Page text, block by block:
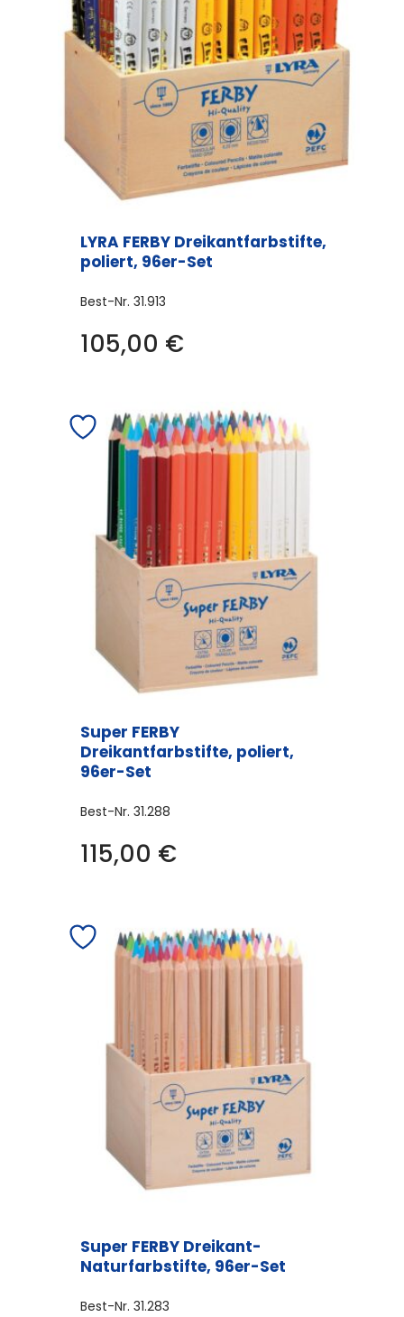
LYRA FERBY Dreikantfarbstifte,
poliert, 96er-Set
Best-Nr. 31.913
105,00 €
Super FERBY
Dreikantfarbstifte, poliert,
96er-Set
Best-Nr. 31.288
115,00 €
Super FERBY Dreikant-
Naturfarbstifte, 96er-Set
Best-Nr. 31.283